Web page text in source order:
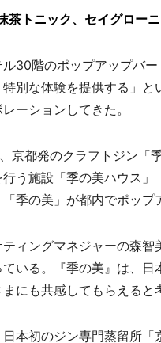
茶トニック、セイグロー
30階のポップアップバ
別な体験を提供する」
ーションしてきた。
京都発のクラフトジン「
う施設「季の美ハウス
季の美」が都内でポップ
ィングマネジャーの森智
いる。『季の美』は、日
にも共感してもらえると
本初のジン専門蒸留所「